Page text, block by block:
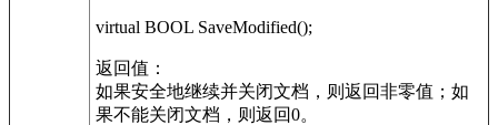
virtual BOOL SaveModified();
返回值：
如果安全地继续并关闭文档，则返回非零值；如
果不能关闭文档，则返回0。